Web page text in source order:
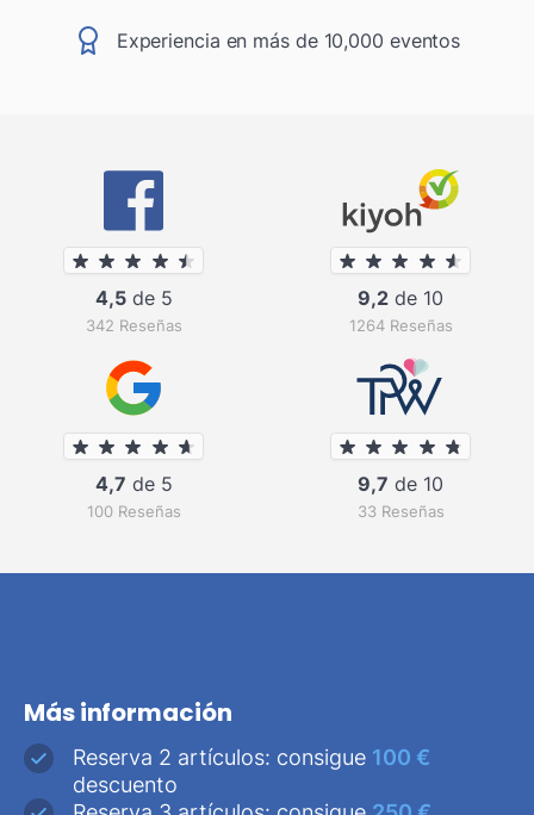
Experiencia en más de 10,000 eventos
4,5de 5
342 Reseñas
9,2 de 10
1264 Reseñas
4,7 de 5
100 Reseñas
9,7 de 10
33 Reseñas
Más información
Reserva 2 artículos: consigue 100 €
descuento